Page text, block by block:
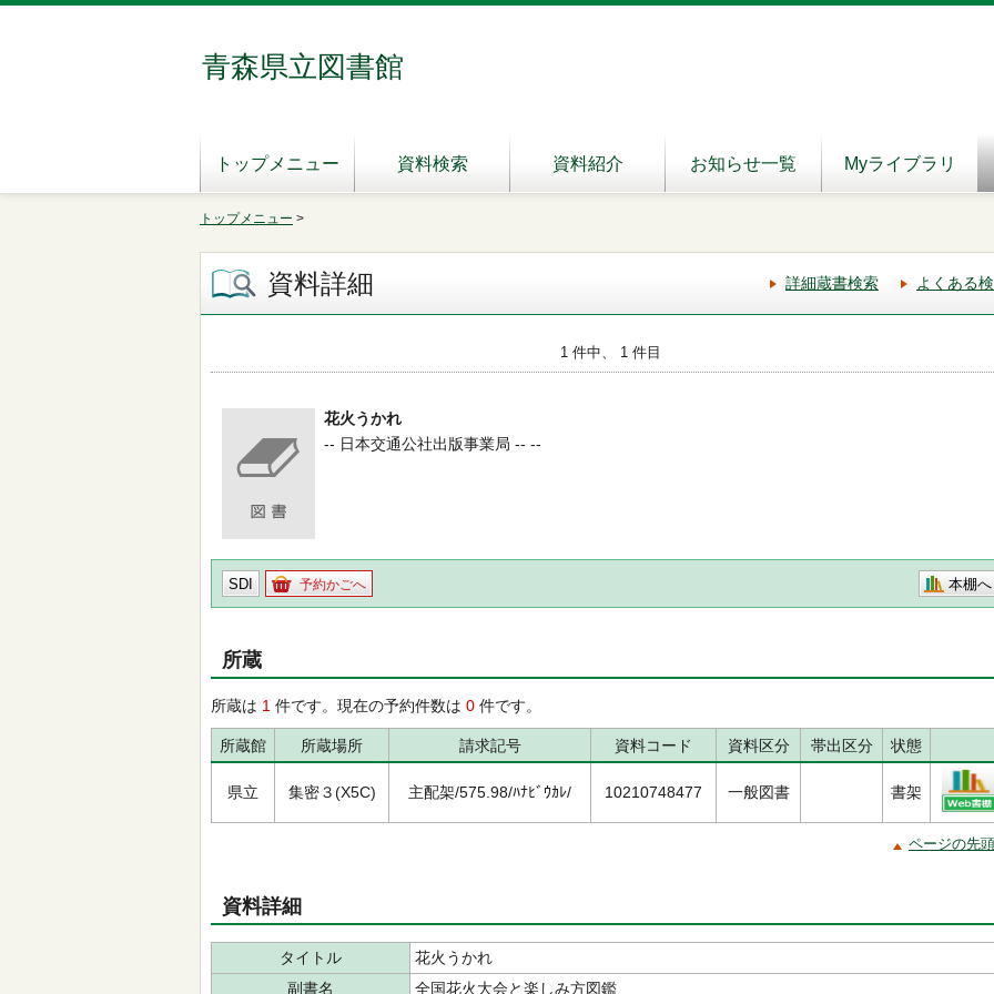
青森県立図書館
トップメニュー 資料検索 資料紹介 お知らせ一覧 Myライブラリ
トップメニュー >
資料詳細 詳細蔵書検索 よくある
1 件中、 1 件目
花火うかれ
-- 日本交通公社出版事業局 -- --
SDI 予約かごへ 本棚へ
所蔵
所蔵は 1 件です。現在の予約件数は 0 件です。
所蔵館 所蔵場所 請求記号 資料コード 資料区分 帯出区分 状態
県立 集密３(X5C) 主配架/575.98/ﾊﾅﾋﾞｳｶﾚ/ 10210748477 一般図書 書架
ページの先
資料詳細
タイトル
花火うかれ
副書名
全国花火大会と楽しみ方図鑑